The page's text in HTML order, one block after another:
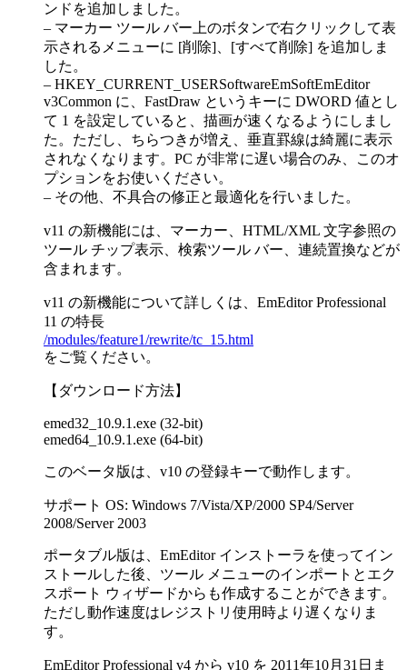
ンドを追加しました。
– マーカー ツール バー上のボタンで右クリックして表
示されるメニューに [削除]、[すべて削除] を追加しま
した。
– HKEY_CURRENT_USERSoftwareEmSoftEmEditor
v3Common に、FastDraw というキーに DWORD 値とし
て 1 を設定していると、描画が速くなるようにしまし
た。ただし、ちらつきが増え、垂直罫線は綺麗に表示
されなくなります。PC が非常に遅い場合のみ、このオ
プションをお使いください。
– その他、不具合の修正と最適化を行いました。
v11 の新機能には、マーカー、HTML/XML 文字参照の
ツール チップ表示、検索ツール バー、連続置換などが
含まれます。
v11 の新機能について詳しくは、EmEditor Professional
11 の特長
/modules/feature1/rewrite/tc_15.html
をご覧ください。
【ダウンロード方法】
emed32_10.9.1.exe (32-bit)
emed64_10.9.1.exe (64-bit)
このベータ版は、v10 の登録キーで動作します。
サポート OS: Windows 7/Vista/XP/2000 SP4/Server
2008/Server 2003
ポータブル版は、EmEditor インストーラを使ってイン
ストールした後、ツール メニューのインポートとエク
スポート ウィザードからも作成することができます。
ただし動作速度はレジストリ使用時より遅くなりま
す。
EmEditor Professional v4 から v10 を 2011年10月31日ま